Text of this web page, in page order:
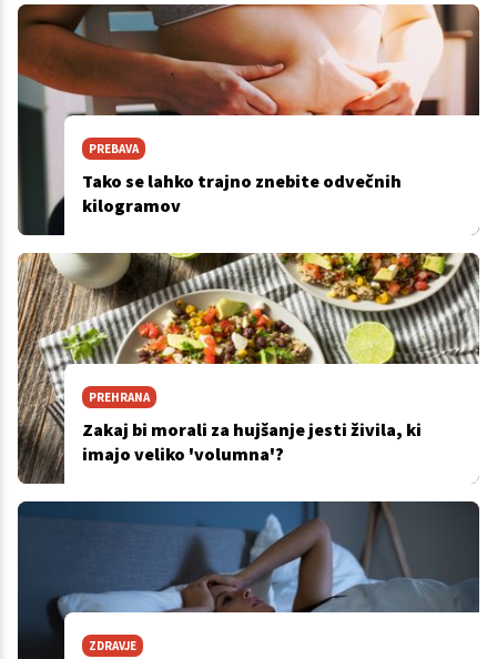
PREBAVA
Tako se lahko trajno znebite odvečnih
kilogramov
PREHRANA
Zakaj bi morali za hujšanje jesti živila, ki
imajo veliko 'volumna'?
ZDRAVJE